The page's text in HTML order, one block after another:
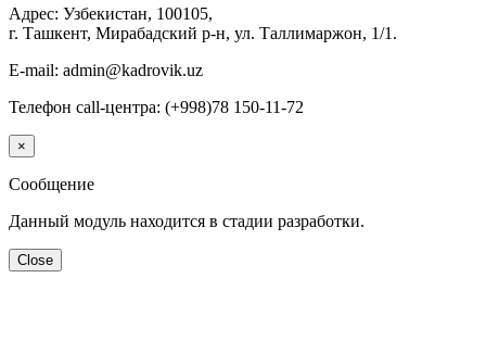
Адрес: Узбекистан, 100105,
г. Ташкент, Мирабадский р-н, ул. Таллимаржон, 1/1.
E-mail: admin@kadrovik.uz
Телефон call-центра: (+998)78 150-11-72
×
Сообщение
Данный модуль находится в стадии разработки.
Close